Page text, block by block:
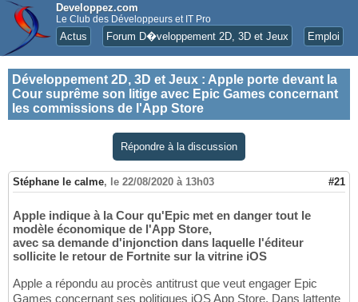
Developpez.com
Le Club des Développeurs et IT Pro
Actus Forum D�veloppement 2D, 3D et Jeux Emploi
Développement 2D, 3D et Jeux : Apple porte devant la
Cour suprême son litige avec Epic Games concernant
les commissions de l'App Store
Répondre à la discussion
Stéphane le calme, le 22/08/2020 à 13h03 #21
Apple indique à la Cour qu'Epic met en danger tout le
modèle économique de l'App Store,
avec sa demande d'injonction dans laquelle l'éditeur
sollicite le retour de Fortnite sur la vitrine iOS
Apple a répondu au procès antitrust que veut engager Epic
Games concernant ses politiques iOS App Store. Dans lattente